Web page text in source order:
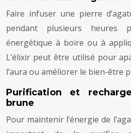
Faire infuser une pierre
pendant plusieurs
énergétique à boire ou à
L’élixir peut être utilisé pour
l’aura ou améliorer le bien-être
Purification et
brune
Pour maintenir l’énergie de